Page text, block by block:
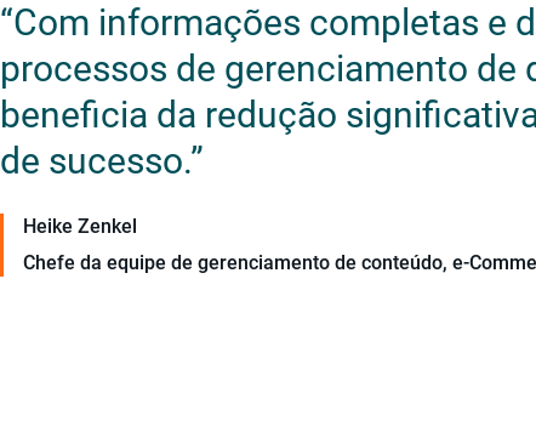
“Com informações completas e
processos de gerenciamento de
beneficia da redução
de sucesso.”
Heike Zenkel
Chefe da equipe de gerenciamento de conteúdo, e-